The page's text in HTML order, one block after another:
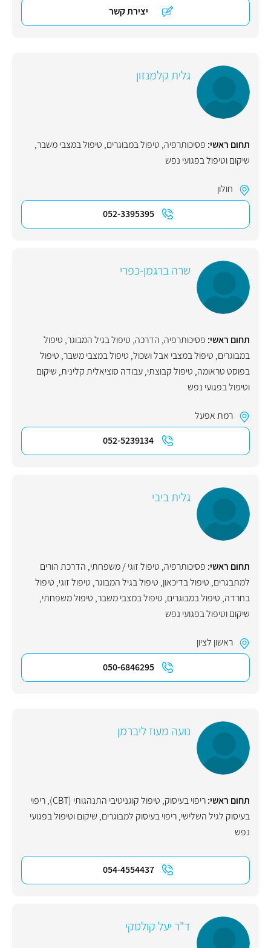
יצירת קשר
גלית קלמנזון
תחום ראשי: פסיכותרפיה, טיפול במבוגרים, טיפול במצבי משבר,
שיקום וטיפול בפגועי נפש
חולון
052-3395395
שרה ברגמן-כפרי
תחום ראשי: פסיכותרפיה, הדרכה, טיפול בגיל המבוגר, טיפול
במבוגרים, טיפול במצבי אבל ושכול, טיפול במצבי משבר, טיפול
בפוסט טראומה, טיפול קבוצתי,עבודה סוציאלית קלינית, שיקום
וטיפול בפגועי נפש
רמת אפעל
052-5239134
גלית ביבי
תחום ראשי: פסיכותרפיה, טיפול זוגי / משפחתי, הדרכת הורים
למתבגרים, טיפול בדיכאון, טיפול בגיל המבוגר, טיפול זוגי, טיפול
בחרדה, טיפול במבוגרים, טיפול במצבי משבר, טיפול משפחתי,
שיקום וטיפול בפגועי נפש
ראשון לציון
050-6846295
נועה מעוז ליברמן
תחום ראשי:ריפוי בעיסוק, טיפול קוגניטיבי התנהגותי (CBT) ,ריפוי
בעיסוק לגיל השלישי,ריפוי בעיסוק למבוגרים, שיקום וטיפול בפגועי
נפש
054-4554437
ד"ר יעל קולסקי